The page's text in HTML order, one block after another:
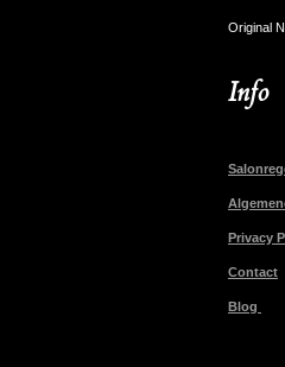
Original
Info
Privacy
Contact
Blog